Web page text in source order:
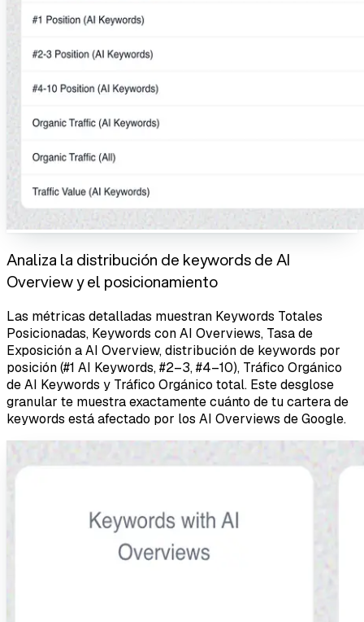
Analiza la distribución de keywords de AI
Overview y el posicionamiento
Las métricas detalladas muestran Keywords Totales
Posicionadas, Keywords con AI Overviews, Tasa de
Exposición a AI Overview, distribución de keywords por
posición (#1 AI Keywords, #2–3, #4–10), Tráfico Orgánico
de AI Keywords y Tráfico Orgánico total. Este desglose
granular te muestra exactamente cuánto de tu cartera de
keywords está afectado por los AI Overviews de Google.